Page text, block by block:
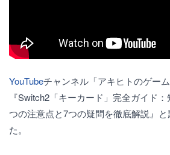
YouTubeチャンネル「アキヒトのゲーム
『Switch2「キーカード」完全ガイド
つの注意点と7つの疑問を徹底解説』
た。